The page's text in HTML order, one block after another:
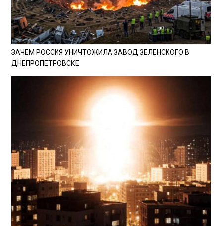
ЗАЧЕМ РОССИЯ УНИЧТОЖИЛА ЗАВОД ЗЕЛЕНСКОГО В
ДНЕПРОПЕТРОВСКЕ